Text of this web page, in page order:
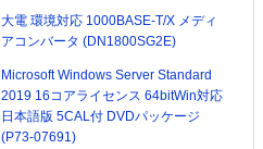
大電 環境対応 1000BASE-T/X メディ
アコンバータ (DN1800SG2E)
Microsoft Windows Server Standard
2019 16コアライセンス 64bitWin対応
日本語版 5CAL付 DVDパッケージ
(P73-07691)